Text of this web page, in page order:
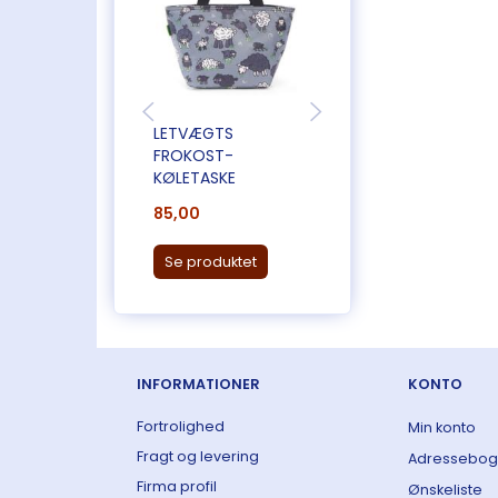
LETVÆGTS
FROKOST-
KØLETASKE
85,00
Se produktet
INFORMATIONER
Fortrolighed
Fragt og levering
Firma profil
KONTO
Min konto
Adressebog
Ønskeliste